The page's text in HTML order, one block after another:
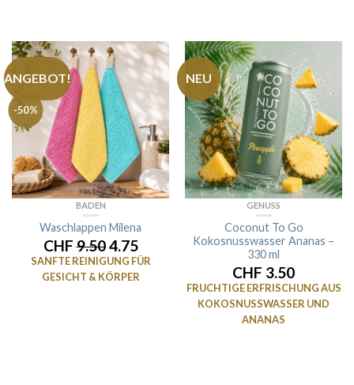
-50%
ANGEBOT!
BADEN
Waschlappen Milena
CHF9.504.75
SANFTE REINIGUNG FÜR
GESICHT & KÖRPER
NEU
GENUSS
Coconut To Go
Kokosnusswasser Ananas –
330 ml
CHF 3.50
FRUCHTIGE ERFRISCHUNG AUS
KOKOSNUSSWASSER UND
ANANAS